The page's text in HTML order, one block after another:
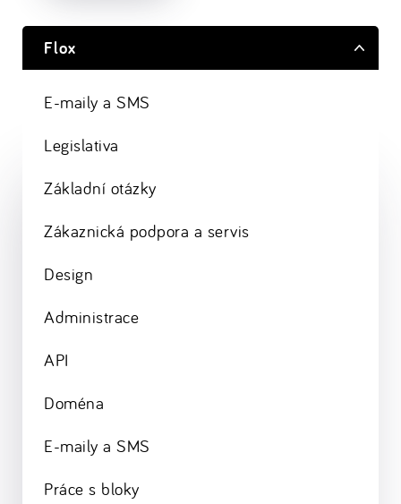
Flox
E-maily a SMS
Legislativa
Základní otázky
Zákaznická podpora a servis
Design
Administrace
API
Doména
E-maily a SMS
Práce s bloky